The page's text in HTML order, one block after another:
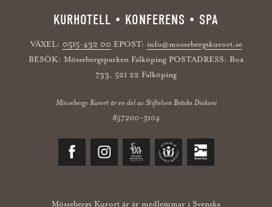
KURHOTELL • KONFERENS • SPA
VÄXEL: 0515-432 00 EPOST: info@mossebergskurort.se
BESÖK: Mössebergsparken Falköping POSTADRESS: Box
733, 521 22 Falköping
Mössebergs Kurort är en del av Stiftelsen Bräcke Diakoni
857200-3104
Mössebergs Kurort är är medlemmar i Svenska